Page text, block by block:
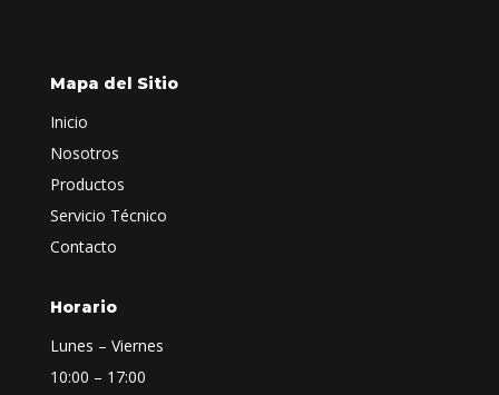
Mapa del Sitio
Inicio
Nosotros
Productos
Servicio Técnico
Contacto
Horario
Lunes – Viernes
10:00 – 17:00